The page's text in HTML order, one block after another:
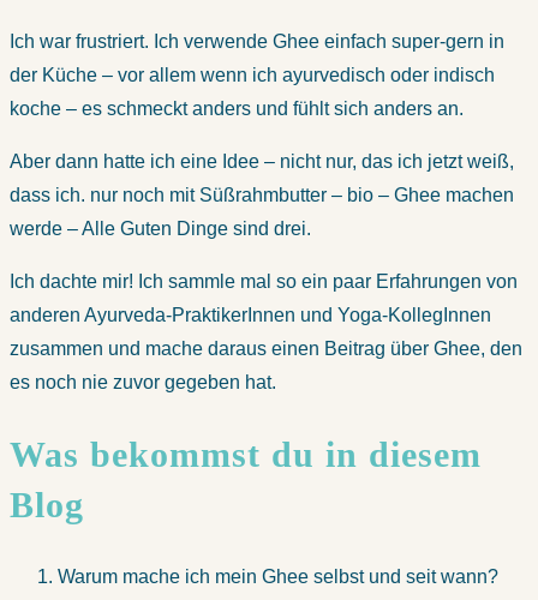
Ich war frustriert. Ich verwende Ghee einfach super-gern in
der Küche – vor allem wenn ich ayurvedisch oder indisch
koche – es schmeckt anders und fühlt sich anders an.
Aber dann hatte ich eine Idee – nicht nur, das ich jetzt weiß,
dass ich. nur noch mit Süßrahmbutter – bio – Ghee machen
werde – Alle Guten Dinge sind drei.
Ich dachte mir! Ich sammle mal so ein paar Erfahrungen von
anderen Ayurveda-PraktikerInnen und Yoga-KollegInnen
zusammen und mache daraus einen Beitrag über Ghee, den
es noch nie zuvor gegeben hat.
Was bekommst du in diesem
Blog
Warum mache ich mein Ghee selbst und seit wann?